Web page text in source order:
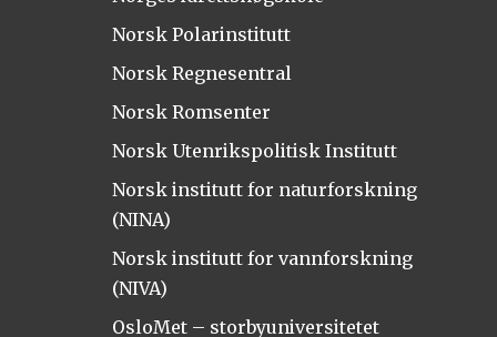
Norsk Polarinstitutt
Norsk Regnesentral
Norsk Romsenter
Norsk Utenrikspolitisk Institutt
Norsk institutt for naturforskning
(NINA)
Norsk institutt for vannforskning
(NIVA)
OsloMet – storbyuniversitetet